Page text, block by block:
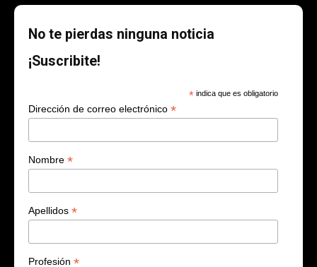
No te pierdas ninguna noticia
¡Suscribite!
* indica que es obligatorio
Dirección de correo electrónico *
Nombre *
Apellidos *
Profesión *